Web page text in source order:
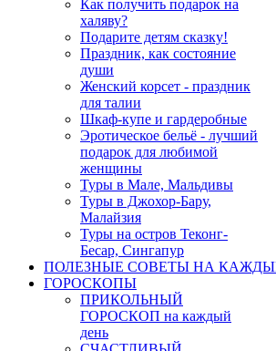
Как получить подарок на
халяву?
Подарите детям сказку!
Праздник, как состояние
души
Женский корсет - праздник
для талии
Шкаф-купе и гардеробные
Эротическое бельё - лучший
подарок для любимой
женщины
Туры в Мале, Мальдивы
Туры в Джохор-Бару,
Малайзия
Туры на остров Теконг-
Бесар, Сингапур
ПОЛЕЗНЫЕ СОВЕТЫ НА
ГОРОСКОПЫ
ПРИКОЛЬНЫЙ
ГОРОСКОП на каждый
день